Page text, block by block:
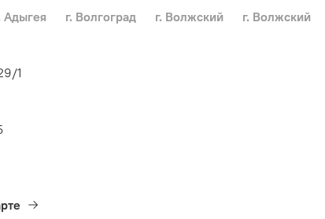
р. Адыгея г. Волгоград г. Волжский г. Волжский
1